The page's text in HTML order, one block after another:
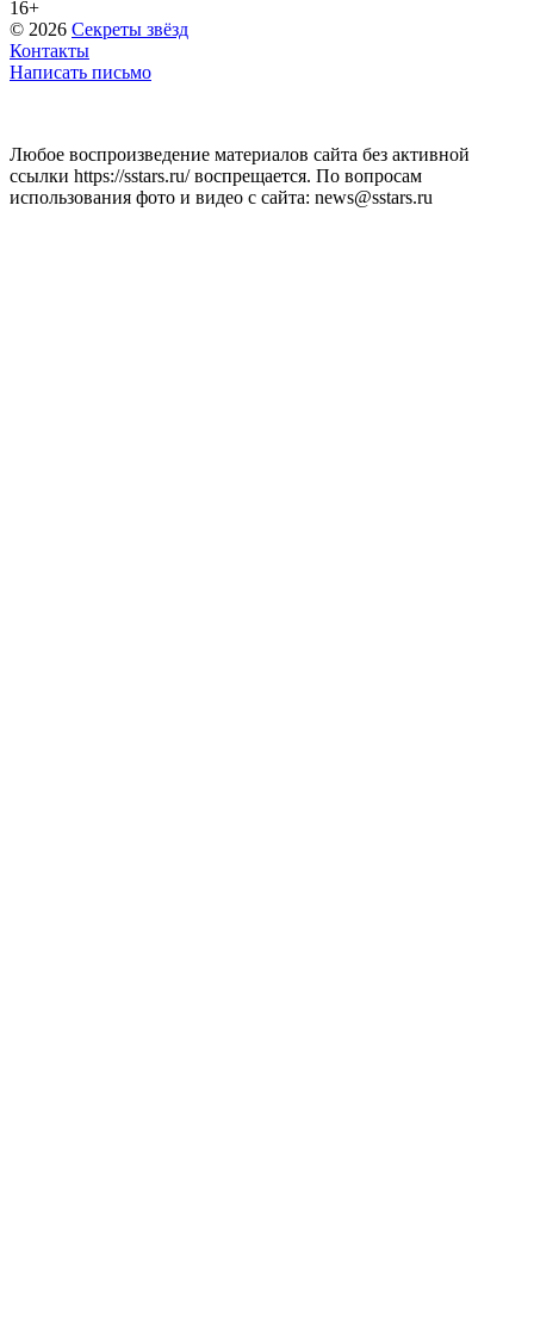
16+
© 2026 Секреты звёзд
Контакты
Написать письмо
Любое воспроизведение материалов сайта без активной
ссылки https://sstars.ru/ воспрещается. По вопросам
использования фото и видео с сайта: news@sstars.ru